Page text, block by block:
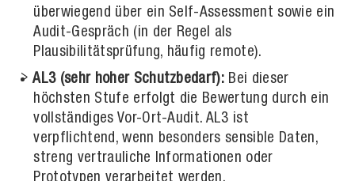
überwiegend über ein Self-Assessment sowie ein
Audit-Gespräch (in der Regel als
Plausibilitätsprüfung, häufig remote).
AL3 (sehr hoher Schutzbedarf): Bei dieser
höchsten Stufe erfolgt die Bewertung durch ein
vollständiges Vor-Ort-Audit. AL3 ist
verpflichtend, wenn besonders sensible Daten,
streng vertrauliche Informationen oder